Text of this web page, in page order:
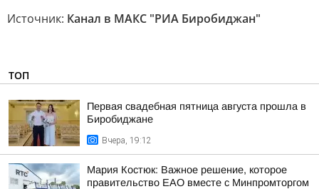
Источник: Канал в МАКС "РИА Биробиджан"
ТОП
Первая свадебная пятница августа прошла в
Биробиджане
Вчера, 19:12
Мария Костюк: Важное решение, которое
правительство ЕАО вместе с Минпромторгом